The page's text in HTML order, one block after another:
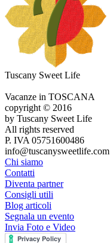
Tuscany Sweet Life
Vacanze in TOSCANA
copyright © 2016
by Tuscany Sweet Life
All rights reserved
P. IVA 05751600486
info@tuscanysweetlife.com
Chi siamo
Contatti
Diventa partner
Consigli utili
Blog articoli
Segnala un evento
Invia Foto e Video